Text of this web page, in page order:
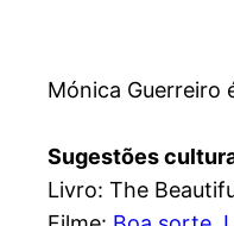
Mónica Guerreiro
Sugestões
Livro: The